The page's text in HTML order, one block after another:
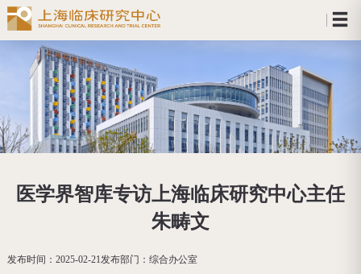
医学界智库专访上海临床研究中心主任
朱畴文
发布时间： 2025-02-21 发布部门： 综合办公室